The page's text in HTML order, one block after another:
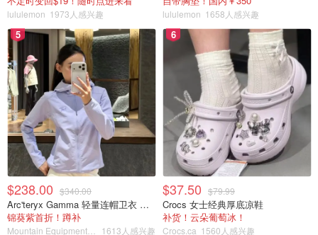
lululemon 1973人感兴趣 lululemon 1658人感兴趣
5
$238.00 $340.00
Arc'teryx Gamma 轻量连帽卫衣 女款
锦葵紫首折！蹲补
1613人感兴趣
6
$37.50 $79.99
Crocs 女士经典厚底凉鞋
补货！云朵葡萄冰！
Crocs.ca 1560人感兴趣